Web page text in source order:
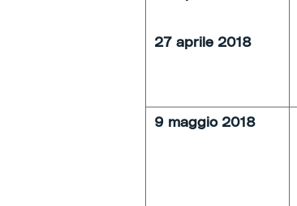
27 aprile 2018
9 maggio 2018